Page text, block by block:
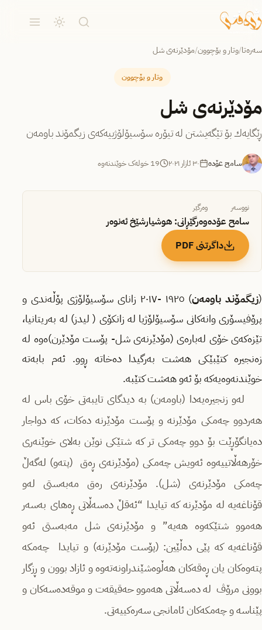
سەرەتا/وتار و بۆچوون/مۆدێرنەی شل
وتار و بۆچوون
مۆدێرنەی شل
ڕێگایەك بۆ تێگەیشتن لە تیۆرە سۆسیۆلۆژییەکەی زیگمۆند باومەن
سامح عۆدە ٣٠ ئازار ٢٠٢١ 19 خولەک خوێندنەوە
نووسەر
سامح عۆدە
وەرگێر
وەرگێڕانی: ھوشیارشێخ ئەنوەر
داگرتنی PDF
(زیگمۆند باومەن
) ١٩٢٥ -٢٠١٧ زانای سۆسیۆلۆژی پۆڵەندی و
پرۆفیسۆری وانەكانی سۆسیۆلۆژیا لە زانكۆی ( لیدز) لە بەریتانیا،
تێزەکەی خۆی لەبارەی (مۆدێرنەی شل- پۆست مۆدێرن)ەوە لە
زەنجیرە کتێبێکی هەشت بەرگیدا دەخاتە ڕوو. ئەم بابەتە
خوێندنەوەیەکە بۆ ئەو هەشت کتێبە.
لەو زنجیرەیەدا (باومەن) بە دیدگای تایبەتی خۆی باس لە
ھەردوو چەمكی مۆدێرنە و پۆست مۆدێرنە دەكات، كە دواجار
دەیانگۆڕێت بۆ دوو چەمكی تر كە شتێكی نوێن بەلای خوێنەری
خۆرھەڵاتییەوە ئەویش چەمكی (مۆدێرنەی ڕەق (پتەو) لەگەڵ
چەمكی مۆدێرنەی (شل). مۆدێرنەی رەق مەبەستی لەو
قۆناغەیە لە مۆدێرنە كە تیایدا “ئەقڵ دەسەڵاتی ڕەھای بەسەر
ھەموو شتێكەوە ھەیە” و مۆدێرنەی شل مەبەستی ئەو
قۆناغەیە كە پێی دەڵێین: (پۆست مۆدێرنە) و تیایدا چەمكە
پتەوەكان یان ڕەقەكان ھەڵوەشێندراونەتەوە و ئازاد بوون و ڕزگار
بوونی مرۆڤ لە دەسەڵاتی ھەموو حەقیقەت و موقەدەسەكان و
پێناسە و چەمكەكان ئامانجی سەرەكییەتی.